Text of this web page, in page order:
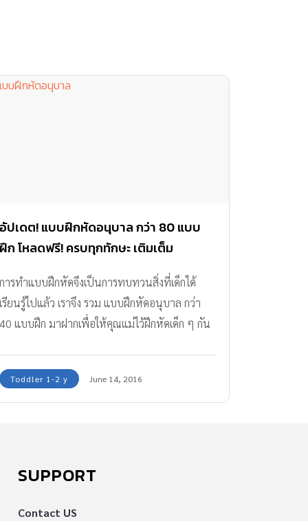
อัปเดต! แบบฝึกหัดอนุบาล กว่า 80 แบบ
ฝึก โหลดฟรี! ครบทุกทักษะ เติมเต็ม
การทำแบบฝึกหัดจึงเป็นการทบทวนสิ่งที่เด็กได้
เรียนรู้ไปแล้ว เราจึง รวม แบบฝึกหัดอนุบาล กว่า
40 แบบฝึก มาฝากเพื่อให้คุณแม่ไว้ฝึกหัดเด็ก ๆ กัน
Toddler 1-2 y June 14, 2016
SUPPORT
Contact US